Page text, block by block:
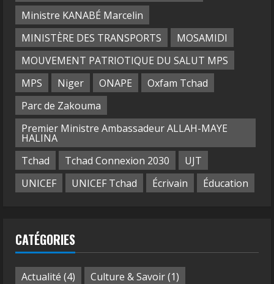
Ministre KANABÉ Marcelin
MINISTÈRE DES TRANSPORTS
MOSAMIDI
MOUVEMENT PATRIOTIQUE DU SALUT MPS
MPS
Niger ONAPE
Oxfam Tchad
Parc de Zakouma
Premier Ministre Ambassadeur ALLAH-MAYE
HALINA
Tchad
Tchad Connexion 2030
UJT
UNICEF
UNICEF Tchad Écrivain Éducation
CATÉGORIES
Actualité (4) Culture & Savoir(1)